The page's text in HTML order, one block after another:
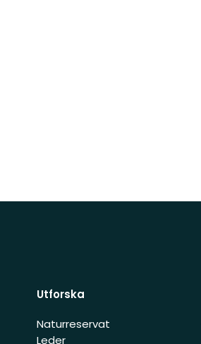
Utforska
Naturreservat
Leder